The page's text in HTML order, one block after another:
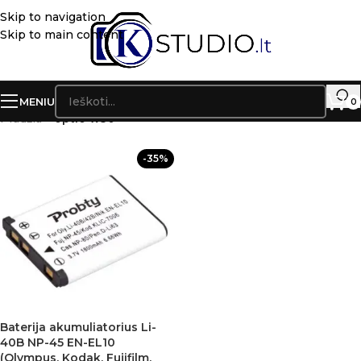
Skip to navigation
Skip to main content
MENIU 0
Pradžia»optio w30
-35%
Baterija akumuliatorius Li-
40B NP-45 EN-EL10
(Olympus, Kodak, Fujifilm,